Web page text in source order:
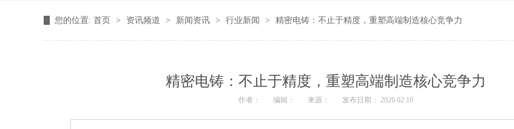
您的位置: 首页 > 资讯频道 > 新闻资讯 > 行业新闻 > 精密电铸：不止于精度，重塑高端制造核心竞争力
精密电铸：不止于精度，重塑高端制造核心竞争力
作者： 编辑： 来源： 发布日期： 2026.02.10